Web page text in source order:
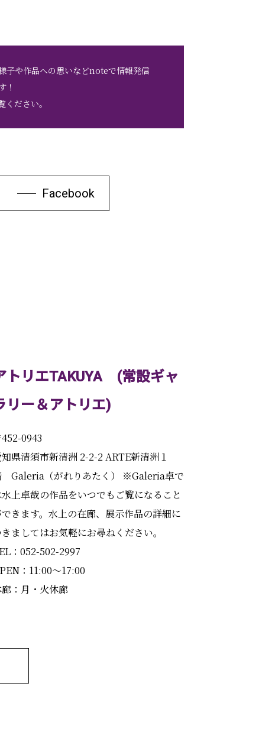
子や作品への思いなどnoteで情報発信
！
ください。
Facebook
トリエTAKUYA (常設ギャ
リー＆アトリエ)
452-0943
県清須市新清洲 2-2-2 ARTE新清洲１
Galeria（がれりあたく） ※Galeria卓で
水上卓哉の作品をいつでもご覧になること
きます。水上の在廊、展示作品の詳細に
ましてはお気軽にお尋ねください。
：052-502-2997
：11:00～17:00
：月・火休廊